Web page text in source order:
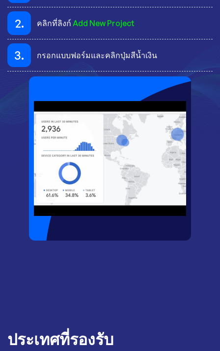
2. คลิกที่ลิงก์ Add New Project
3. กรอกแบบฟอร์มและคลิกปุ่มสีน้ำเงิน
ประเทศที่รองรับ